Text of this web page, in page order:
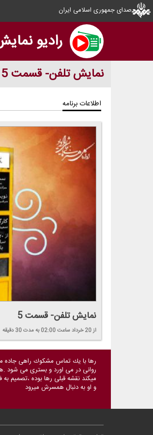
صدای جمهوری اسلامی ایران
رادیو
نمایش تلفن- قسمت 5
اطلاعات برنامه
نمایش تلفن- قسمت 5
از 20 خرداد ساعت 02:00 به مدت 30 دقیقه
رها با یك تماس مشكوك راهی جاده
روانی در می اورد و بستری می شود
میكند نقشه قبلی رها بوده ،تصمیم
و او به دنبال همسرش میرود